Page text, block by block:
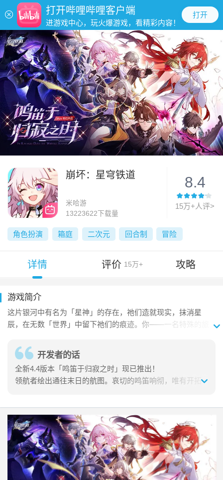
打开哔哩哔哩客户端
进游戏中心，玩火爆游戏，看精彩内容！
打开
崩坏：星穹铁道
米哈游
13223622下载量
8.4
15万+人评>
角色扮演 箱庭 二次元 回合制 冒险
详情 评价 15万+ 攻略
游戏简介
这片银河中有名为「星神」的存在，祂们造就现实，抹消星
辰，在无数「世界」中留下祂们的痕迹。你——一名特殊的旅
河，沿着某位「星神」曾经所行之途前进。你将由此探索新的
文明，结识新的伙伴，在无数光怪陆离的「世界」与「世界」
之间展开新的冒险。所有你想知道的，都将在群星中找到答
案。
《崩坏：星穹铁道》是米哈游自研的银河冒险策略游戏。你将
在游戏中登上星穹列车，造访寓居宇宙的万象世界，携手形形
色色的旅伴，解救「星核」引发的种种危机，对抗「星神」践
踏文明的意图。
开发者的话
全新4.4版本「鸣笛于归寂之时」现已推出！
领航者绘出通往末日的航图。哀切的鸣笛响彻，唯有开拓
【全新剧情】
开拓任务「二相乐园」-「鸣笛于归寂之时」
【全新角色】
全新限定5星角色「姬子•启行（智识•火）」，可通过角色
活动跃迁「拓星启明」获得。